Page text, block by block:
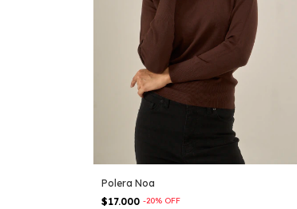
Polera Noa
$17.000 -20% OFF